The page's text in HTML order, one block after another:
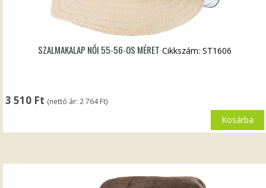
SZALMAKALAP NŐI 55-56-OS MÉRET
3 510 Ft (nettó ár: 2 764Ft)
Cikkszám: ST1606
Kosárba